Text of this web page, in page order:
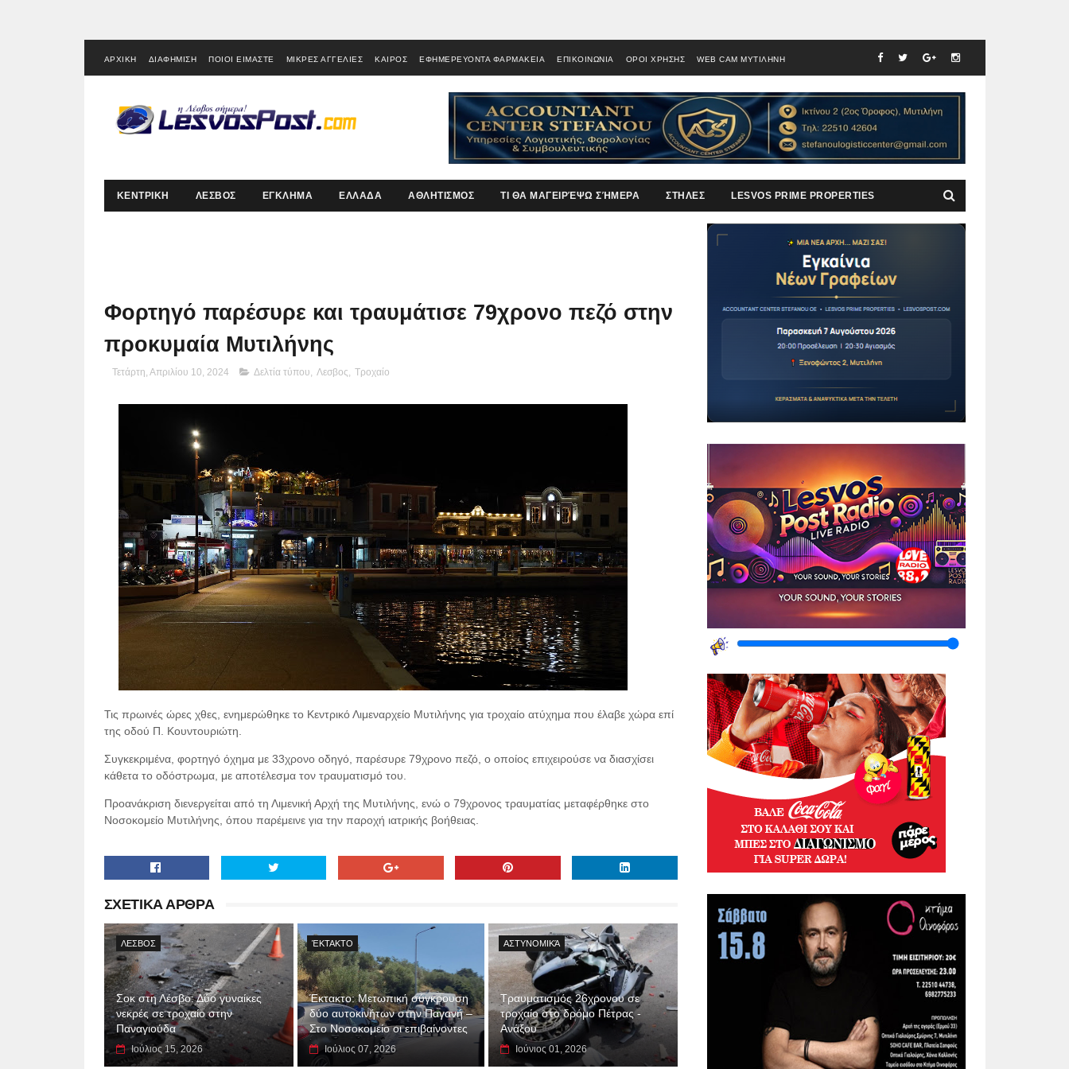
ΑΡΧΙΚΗ ΔΙΑΦΗΜΙΣΗ ΠΟΙΟΙ ΕΙΜΑΣΤΕ ΜΙΚΡΕΣ ΑΓΓΕΛΙΕΣ ΚΑΙΡΟΣ ΕΦΗΜΕΡΕΥΟΝΤΑ ΦΑΡΜΑΚΕΙΑ ΕΠΙΚΟΙΝΩΝΙΑ ΟΡΟΙ ΧΡΗΣΗΣ WEB CAM ΜΥΤΙΛΗΝΗ
ΚΕΝΤΡΙΚΗ ΛΕΣΒΟΣ ΕΓΚΛΗΜΑ ΕΛΛΑΔΑ ΑΘΛΗΤΙΣΜΟΣ ΤΙ ΘΑ ΜΑΓΕΙΡΈΨΩ ΣΉΜΕΡΑ ΣΤΗΛΕΣ LESVOS PRIME PROPERTIES
Φορτηγό παρέσυρε και τραυμάτισε 79χρονο πεζό στην
προκυμαία Μυτιλήνης
Τετάρτη, Απριλίου 10, 2024 Δελτία τύπου, Λεσβος, Τροχαίο
Τις πρωινές ώρες χθες, ενημερώθηκε το Κεντρικό Λιμεναρχείο Μυτιλήνης για τροχαίο ατύχημα που έλαβε χώρα επί
της οδού Π. Κουντουριώτη.
Συγκεκριμένα, φορτηγό όχημα με 33χρονο οδηγό, παρέσυρε 79χρονο πεζό, ο οποίος επιχειρούσε να διασχίσει
κάθετα το οδόστρωμα, με αποτέλεσμα τον τραυματισμό του.
Προανάκριση διενεργείται από τη Λιμενική Αρχή της Μυτιλήνης, ενώ ο 79χρονος τραυματίας μεταφέρθηκε στο
Νοσοκομείο Μυτιλήνης, όπου παρέμεινε για την παροχή ιατρικής βοήθειας.
ΣΧΕΤΙΚΑ ΑΡΘΡΑ
ΛΕΣΒΟΣ
Σοκ στη Λέσβο: Δύο γυναίκες
νεκρές σε τροχαίο στην
Παναγιούδα
Ιούλιος 15, 2026
ΈΚΤΑΚΤΟ
Έκτακτο: Μετωπική σύγκρουση
δύο αυτοκινήτων στην Παγανή –
Στο Νοσοκομείο οι επιβαίνοντες
Ιούλιος 07, 2026
ΑΣΤΥΝΟΜΙΚΆ
Τραυματισμός 26χρονου σε
τροχαίο στο δρόμο Πέτρας -
Ανάξου
Ιούνιος 01, 2026